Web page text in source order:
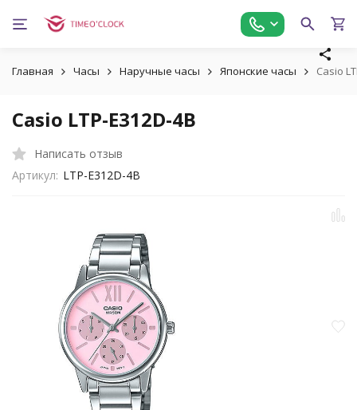
Главная Часы Наручные часы Японские часы Casio
Casio LTP-E312D-4B
Написать отзыв
Артикул: LTP-E312D-4B